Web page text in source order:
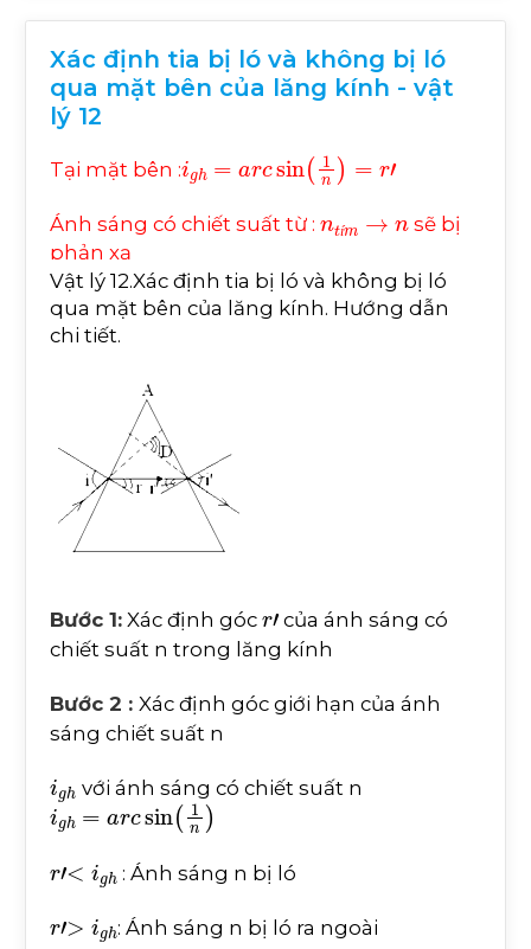
Xác định tia bị ló và không bị ló
qua mặt bên của lăng kính - vật
lý 12
Tại mặt bên : i sin 1n=r
Ánh sáng có chiết suất từ : í
sẽ bị
phản xạ
Ánh sáng có chiết suất từ :n→nđỏsẽ bị ló
Vật lý 12.Xác định tia bị ló và không bị ló
qua mặt bên của lăng kính. Hướng dẫn
chi tiết.
Bước 1: Xác định góc
của ánh sáng có
chiết suất n trong lăng kính
Bước 2 : Xác định góc giới hạn của ánh
sáng chiết suất n
i với ánh sáng có chiết suất n
igh=a rc sin1n
g : Ánh sáng n bị ló
g : Ánh sáng n bị ló ra ngoài